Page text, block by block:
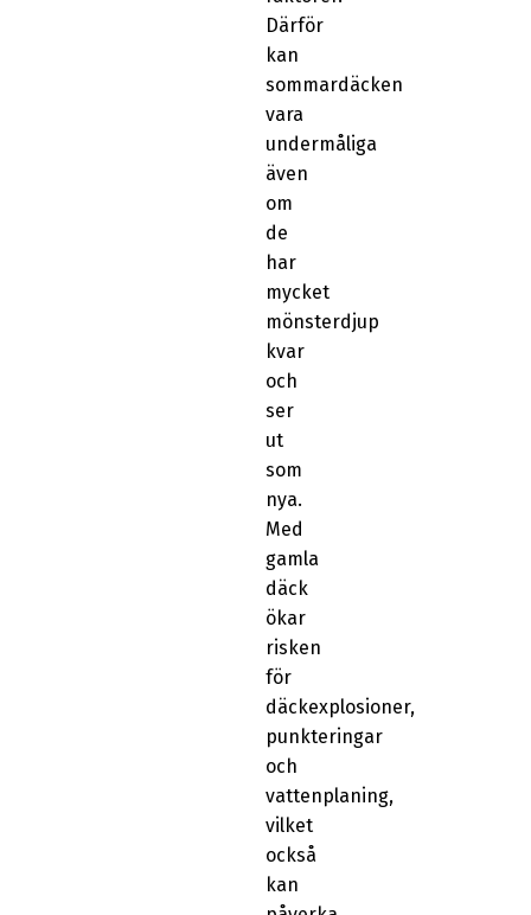
Därför
kan
sommardäcken
vara
undermåliga
även
om
de
har
mycket
mönsterdjup
kvar
och
ser
ut
som
nya.
Med
gamla
däck
ökar
risken
för
däckexplosioner,
punkteringar
och
vattenplaning,
vilket
också
kan